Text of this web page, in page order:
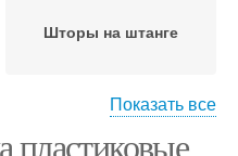
Шторы на штанге
Шторы на гардине
Показать все